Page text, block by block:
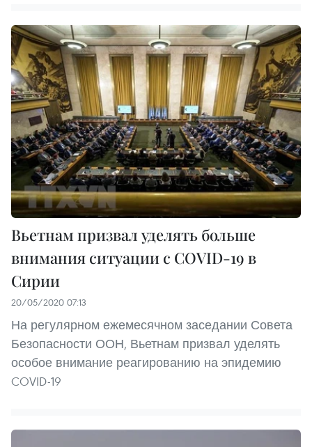
Вьетнам призвал уделять больше
внимания ситуации с COVID-19 в
Сирии
20/05/2020 07:13
На регулярном ежемесячном заседании Совета
Безопасности ООН, Вьетнам призвал уделять
особое внимание реагированию на эпидемию
COVID-19